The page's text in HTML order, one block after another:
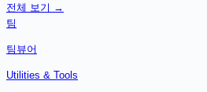
전체 보기 →
팀
팀뷰어
Utilities & Tools